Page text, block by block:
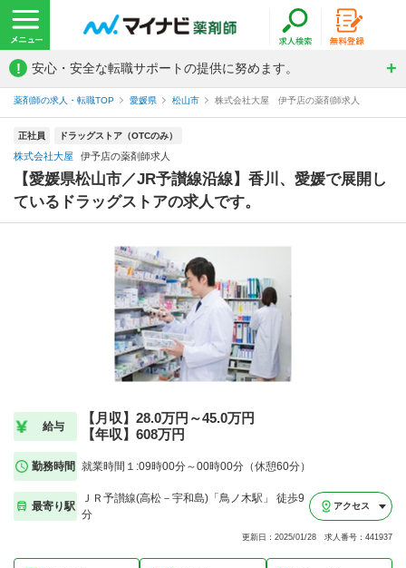
! 安心・安全な転職サポートの提供に努めます。
薬剤師の求人・転職TOP 愛媛県 松山市 株式会社大屋 伊予店の薬剤師求人
正社員 ドラッグストア（OTCのみ）
株式会社大屋 伊予店の薬剤師求人
【愛媛県松山市／JR予讃線沿線】香川、愛媛で展開し
ているドラッグストアの求人です。
給与
【月収】28.0万円～45.0万円
【年収】608万円
勤務時間 就業時間１:09時00分～00時00分（休憩60分）
最寄り駅
ＪＲ予讃線(高松－宇和島)「鳥ノ木駅」 徒歩9
分
アクセス
更新日：2025/01/28 求人番号：441937